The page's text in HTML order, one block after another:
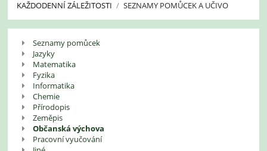
KAŽDODENNÍ ZÁLEŽITOSTI / SEZNAMY POMŮCEK A UČIVO
pomůcek
učivo
Seznamy pomůcek
Jazyky
Matematika
Fyzika
Informatika
Chemie
Přírodopis
Zeměpis
Občanská výchova
Pracovní vyučování